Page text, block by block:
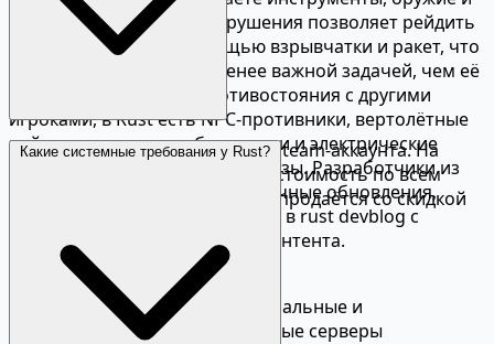
целые базы. Система разрушения позволяет рейдить
чужие постройки с помощью взрывчатки и ракет, что
делает защиту базы не менее важной задачей, чем её
возведение. Помимо противостояния с другими
игроками, в Rust есть NPC-противники, вертолётные
рейды, подводные лаборатории и электрические
системы для автоматизации базы. Разработчики из
Facepunch выпускают ежемесячные обновления,
каждое из которых освещается в rust devblog с
описанием новых механик и контента.
Сервера Rust и комьюнити
Сервера Rust делятся на официальные и
пользовательские. Официальные серверы
Цена Rust зависит от региона Steam-аккаунта. На
нашем сайте можно сравнить стоимость по всем
регионам. Игра периодически продаётся со скидкой
Какие системные требования у Rust?